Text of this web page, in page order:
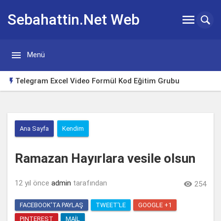
Sebahattin.Net Web
Günlügü

 Menü
 Telegram Excel Video Formül Kod Eğitim Grubu
Borsa Takip Makinesi
Excel Klavye Kısayolları
Excelde tutup aşağı çekerek otomatik doldurma sorunu
çözümü
Yeni Başlayanlar için Yabancı Dizi Tavsiyeleri
Ana Sayfa Kendim
Ramazan Hayırlara vesile olsun
12 yıl önce admin tarafından  254
FACEBOOK'TA PAYLAŞ TWEET'LE
GOOGLE +1
PINTEREST
MAIL